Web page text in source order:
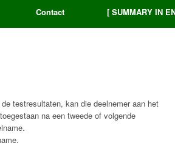
Contact [ SUMMARY IN
testresultaten, kan die deelnemer aan het
na een tweede of volgende